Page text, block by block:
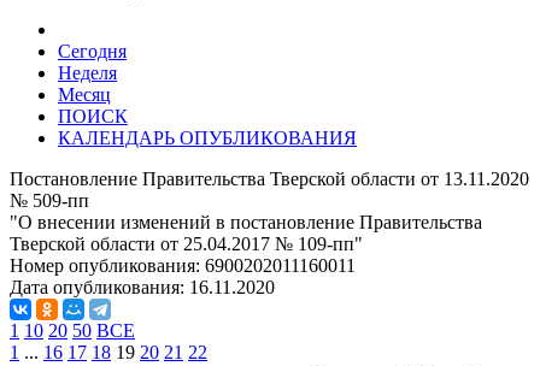
Сегодня
Неделя
Месяц
ПОИСК
КАЛЕНДАРЬ ОПУБЛИКОВАНИЯ
Постановление Правительства Тверской области от 13.11.2020
№ 509-пп
"О внесении изменений в постановление Правительства
Тверской области от 25.04.2017 № 109-пп"
Номер опубликования: 6900202011160011
Дата опубликования: 16.11.2020
1 10 20 50 ВСЕ
1 ... 16 17 18 19 20 21 22